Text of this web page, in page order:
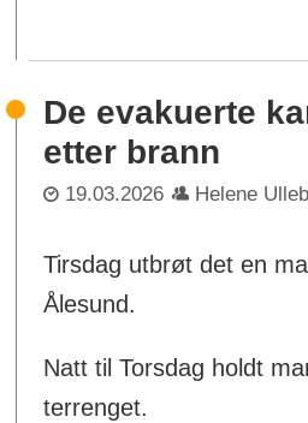
De evakuerte
etter brann
19.03.2026 Helene
Tirsdag utbrøt det en
Ålesund.
Natt til Torsdag holdt
terrenget.